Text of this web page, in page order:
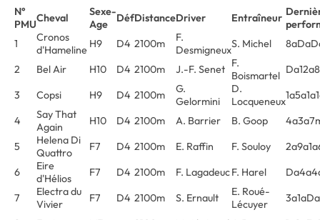
N°
PMUCheval
Sexe-
Age
DéfDistanceDriver Entraîneur
1
Cronos
d'Hameline H9 D4 2100m
F.
DesmigneuxS. Michel
2
Bel Air H10 D4 2100m J.-F. Senet F.
Boismartel
3
Copsi H9 D4 2100m
G.
Gelormini
D.
Locqueneux
4
Say That
Again
H10 D4 2100m A. Barrier B. Goop
5
Helena Di
Quattro
F7 D4 2100m E. Raffin F. Souloy
6
Eire
d'Hélios
F7 D4 2100m F. LagadeucF. Harel
7
Electra du
Vivier
F7 D4 2100m S. Ernault
E. Roué-
Lécuyer